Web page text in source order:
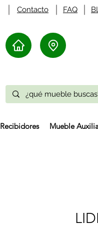
FAQ
Contacto
Recibidores Mueble